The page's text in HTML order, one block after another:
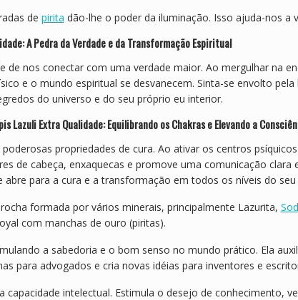
de pirita dão-lhe o poder da iluminação. Isso ajuda-nos a
A Pedra da Verdade e da Transformação Espiritual
de nos conectar com uma verdade maior. Ao mergulhar na
e o mundo espiritual se desvanecem. Sinta-se envolto
do universo e do seu próprio eu interior.
Lazuli Extra Qualidade: Equilibrando os Chakras e Elevando a
propriedades de cura. Ao ativar os centros
de cabeça, enxaquecas e promove uma comunicação clara
para a cura e a transformação em todos os níveis do seu
formada por vários minerais, principalmente Lazurita,
com manchas de ouro (piritas).
a sabedoria e o bom senso no mundo prático. Ela
para advogados e cria novas idéias para inventores e
intelectual. Estimula o desejo de conhecimento,